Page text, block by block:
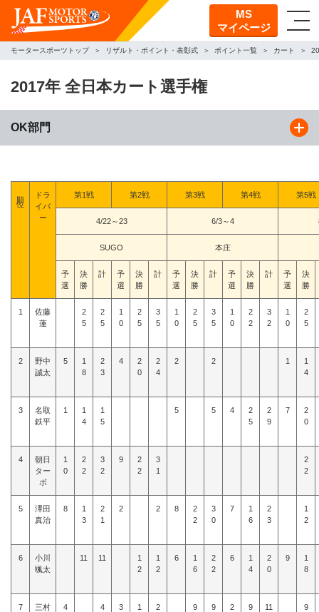
MS
マイページ
モータースポーツトップ リザルト・ポイント・表彰式 ポイント一覧 カート
2017年 全日本カート選手権
OK部門
ドラ
イバ
ー
第1戦 第2戦 第3戦 第4戦 第5戦
4/22～23 6/3～4
SUGO 本庄
予
選
決
勝
計
予
選
決
勝
計
予
選
決
勝
計
予
選
決
勝
計
予
選
決
勝
1
佐藤
蓮
2
5
2
5
1
0
2
5
3
5
1
0
2
5
3
5
1
0
2
2
3
2
1
0
2
5
2
野中
誠太
5
1
8
2
3
4
2
0
2
4
2 2 1
1
4
3
名取
鉄平
1
1
4
1
5
5 5 4
2
5
2
9
7
2
0
4
朝日
ター
ボ
1
0
2
2
3
2
9
2
2
3
1
2
2
5
澤田
真治
8
1
3
2
1
2 2 8
2
2
3
0
7
1
6
2
3
1
2
6
小川
颯太
11 11
1
2
1
2
6
1
6
2
2
6
1
4
2
0
9
1
8
7
三村
4 4 3
1
2
9 9 2 9 11 9